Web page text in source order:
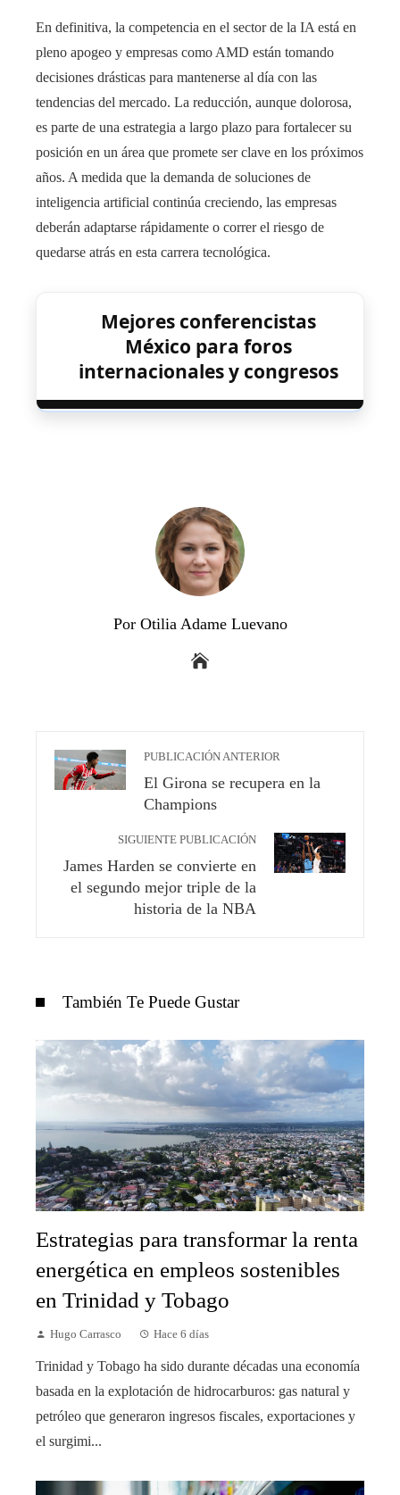
En definitiva, la competencia en el sector de la IA está en
pleno apogeo y empresas como AMD están tomando
decisiones drásticas para mantenerse al día con las
tendencias del mercado. La reducción, aunque dolorosa,
es parte de una estrategia a largo plazo para fortalecer su
posición en un área que promete ser clave en los próximos
años. A medida que la demanda de soluciones de
inteligencia artificial continúa creciendo, las empresas
deberán adaptarse rápidamente o correr el riesgo de
quedarse atrás en esta carrera tecnológica.
Mejores conferencistas
México para foros
internacionales y congresos
Por Otilia Adame Luevano
PUBLICACIÓN ANTERIOR
El Girona se recupera en la
Champions
SIGUIENTE PUBLICACIÓN
James Harden se convierte en
el segundo mejor triple de la
historia de la NBA
También Te Puede Gustar
Estrategias para transformar la renta
energética en empleos sostenibles
en Trinidad y Tobago
Hugo Carrasco Hace 6 días
Trinidad y Tobago ha sido durante décadas una economía
basada en la explotación de hidrocarburos: gas natural y
petróleo que generaron ingresos fiscales, exportaciones y
el surgimi...